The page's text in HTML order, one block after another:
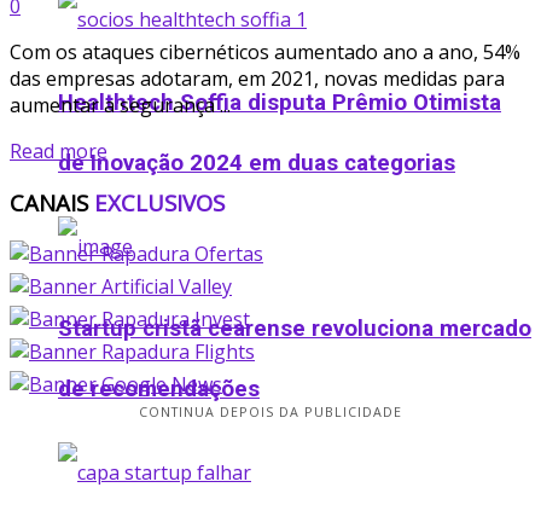
Healthtech Soffia disputa Prêmio Otimista
de Inovação 2024 em duas categorias
Startup cristã cearense revoluciona mercado
de recomendações
0
Com os ataques cibernéticos aumentado ano a ano, 54%
das empresas adotaram, em 2021, novas medidas para
aumentar a segurança ...
Read more
CANAIS EXCLUSIVOS
CONTINUA DEPOIS DA PUBLICIDADE